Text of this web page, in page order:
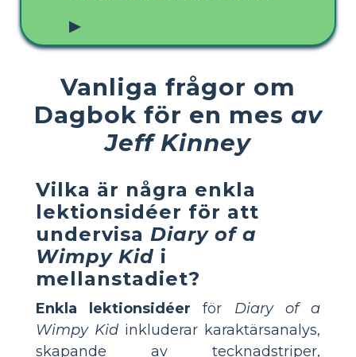
▶
Vanliga frågor om
Dagbok för en mes av
Jeff Kinney
Vilka är några enkla
lektionsidéer för att
undervisa Diary of a
Wimpy Kid i
mellanstadiet?
Enkla lektionsidéer för Diary of a
Wimpy Kid inkluderar karaktärsanalys,
skapande av tecknadstriper,